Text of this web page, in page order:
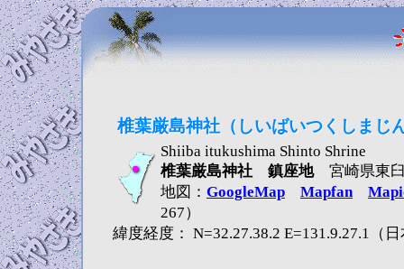
椎葉厳島神社（しいばいつくしまじ
Shiiba itukushima Shinto Shrine
椎葉厳島神社 鎮座地宮崎県東臼
地図： GoogleMap Mapfan
267）
緯度経度： N=32.27.38.2 E=131.9.27.1（